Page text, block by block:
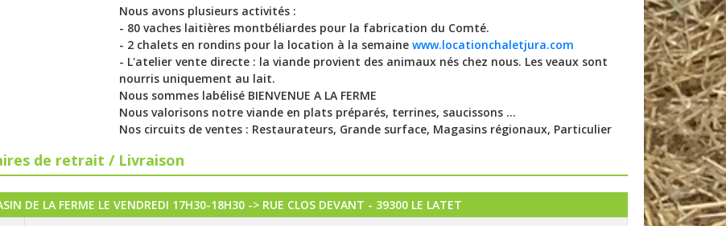
Nous avons plusieurs activités :
- 80 vaches laitières montbéliardes pour la fabrication du Comté.
- 2 chalets en rondins pour la location à la semaine www.locationchaletjura.com
- L'atelier vente directe : la viande provient des animaux nés chez nous. Les veaux sont
nourris uniquement au lait.
Nous sommes labélisé BIENVENUE A LA FERME
Nous valorisons notre viande en plats préparés, terrines, saucissons ...
Nos circuits de ventes : Restaurateurs, Grande surface, Magasins régionaux, Particulier
de retrait / Livraison
DE LA FERME LE VENDREDI 17H30-18H30 -> RUE CLOS DEVANT - 39300 LE LATET